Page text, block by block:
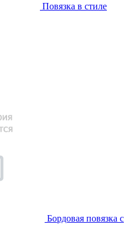
Повязка в стиле
Бордовая повязка с